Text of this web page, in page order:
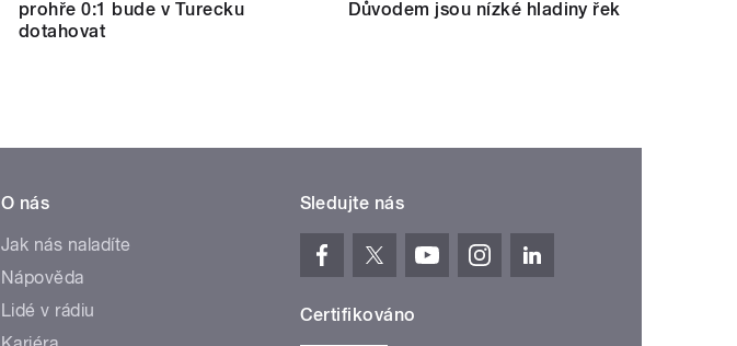
prohře 0:1 bude v Turecku
dotahovat
Důvodem jsou nízké hladiny řek
O nás
Jak nás naladíte
Nápověda
Lidé v rádiu
Sledujte nás
Certifikováno